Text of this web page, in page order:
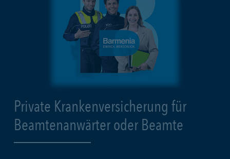
Private Krankenversicherung für
Beamtenanwärter oder Beamte